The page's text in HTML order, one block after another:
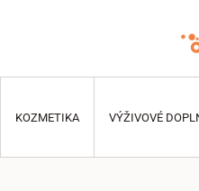
KOZMETIKA VÝŽIVOVÉ